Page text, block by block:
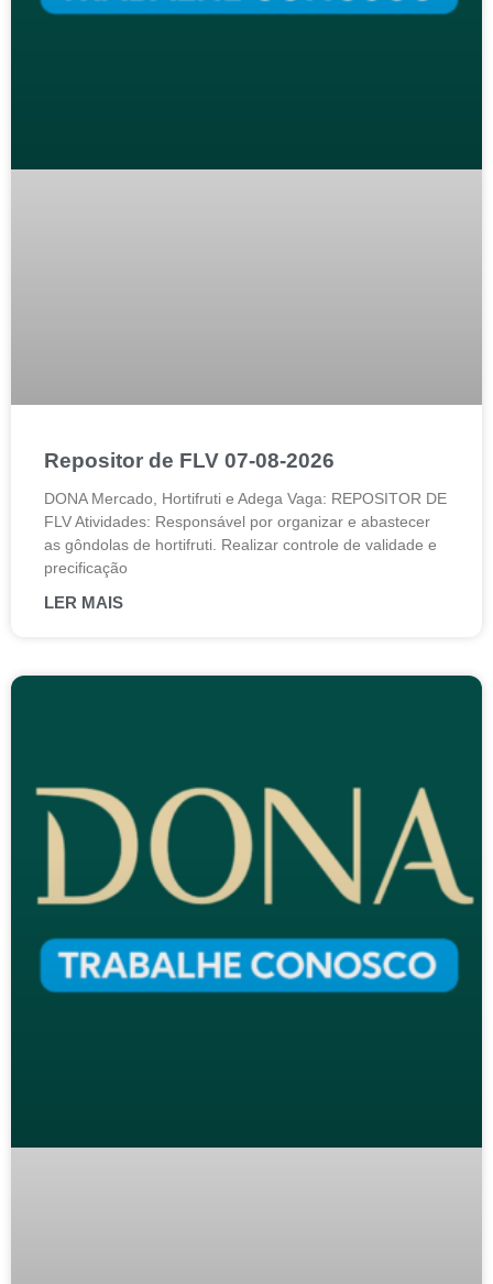
Repositor de FLV 07-08-2026
DONA Mercado, Hortifruti e Adega Vaga: REPOSITOR DE
FLV Atividades: Responsável por organizar e abastecer
as gôndolas de hortifruti. Realizar controle de validade e
precificação
LER MAIS